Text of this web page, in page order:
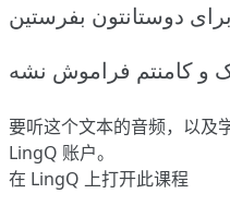
دوستانتون بفرستین
و کامنتم فراموش نشه
要听这个文本的音频，以及
LingQ 账户。
在 LingQ 上打开此课程